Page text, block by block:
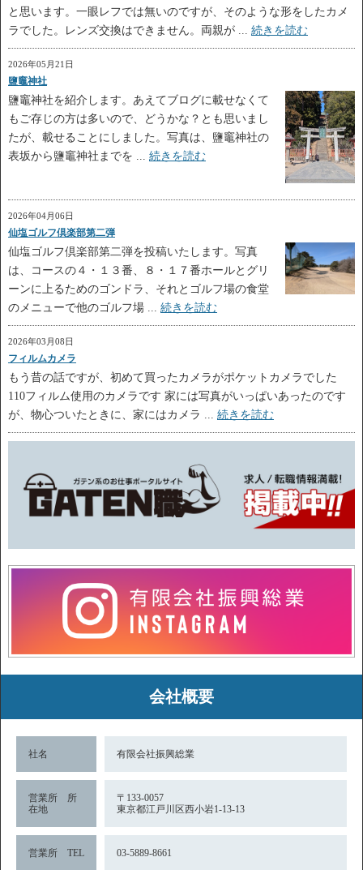
と思います。一眼レフでは無いのですが、そのような形をしたカメ
ラでした。レンズ交換はできません。両親が ... 続きを読む
2026年05月21日
鹽竈神社
鹽竈神社を紹介します。あえてブログに載せなくて
もご存じの方は多いので、どうかな？とも思いまし
たが、載せることにしました。写真は、鹽竈神社の
表坂から鹽竈神社までを ... 続きを読む
2026年04月06日
仙塩ゴルフ倶楽部第二弾
仙塩ゴルフ倶楽部第二弾を投稿いたします。写真
は、コースの４・１３番、８・１７番ホールとグリ
ーンに上るためのゴンドラ、それとゴルフ場の食堂
のメニューで他のゴルフ場 ... 続きを読む
2026年03月08日
フィルムカメラ
もう昔の話ですが、初めて買ったカメラがポケットカメラでした
110フィルム使用のカメラです 家には写真がいっぱいあったのです
が、物心ついたときに、家にはカメラ ... 続きを読む
会社概要
社名 有限会社振興総業
営業所 所
在地
〒133-0057
東京都江戸川区西小岩1-13-13
営業所 TEL 03-5889-8661